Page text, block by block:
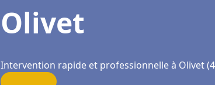
Olivet
Intervention rapide et professionnelle à Olivet